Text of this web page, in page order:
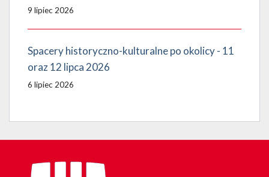
9 lipiec 2026
Spacery historyczno-kulturalne po okolicy - 11
oraz 12 lipca 2026
6 lipiec 2026